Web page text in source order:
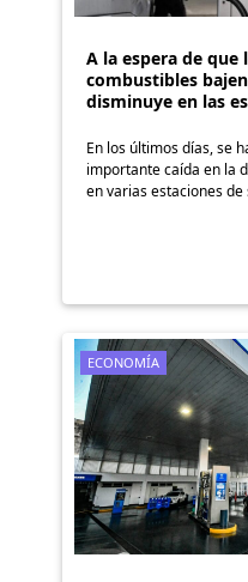
A la espera de que
combustibles
disminuye en las
En los últimos días, se
importante caída en la
en varias estaciones
ECONOMÍA